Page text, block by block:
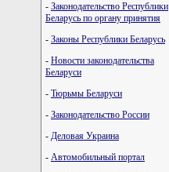
- Законодательство Республики
Беларусь по органу принятия
- Законы Республики Беларусь
- Новости законодательства
Беларуси
- Тюрьмы Беларуси
- Законодательство России
- Деловая Украина
- Автомобильный портал